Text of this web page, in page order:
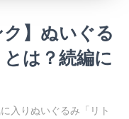
ク】ぬいぐる
は？続編に
入りぬいぐるみ「リト